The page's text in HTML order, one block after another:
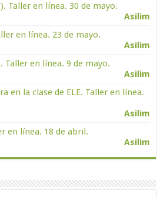
Taller en línea. 30 de mayo.
Asilim
en línea. 23 de mayo.
Asilim
Taller en línea. 9 de mayo.
Asilim
en la clase de ELE. Taller en línea.
Asilim
en línea. 18 de abril.
Asilim